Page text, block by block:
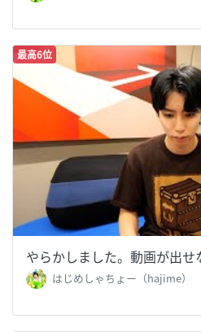
最高6位
やらかしました。動画が出せ
はじめしゃちょー（hajime）